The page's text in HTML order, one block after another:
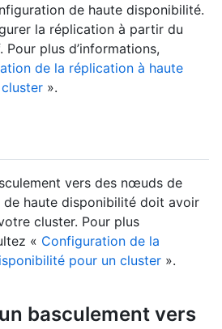
de haute disponibilité.
la réplication à partir du
plus d’informations,
de la réplication à haute
».
vers des nœuds de
haute disponibilité doit avoir
cluster. Pour plus
« Configuration de la
pour un cluster ».
basculement vers